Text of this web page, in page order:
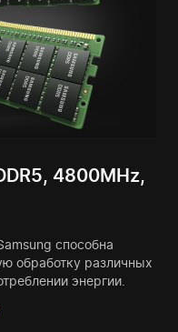
4800MHz,
способна
обработку различных
энергии.